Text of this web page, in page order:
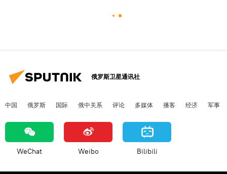
俄罗斯卫星通讯社
中国 俄罗斯 国际 俄中关系 评论 多媒体 播客 经济 军事
WeChat Weibo Bilibili